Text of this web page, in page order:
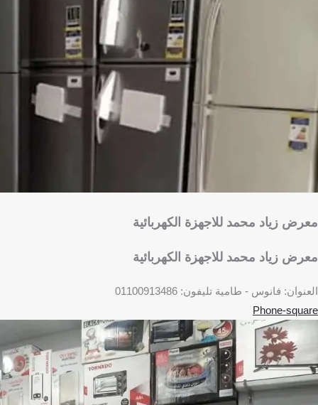
معرض زياد محمد للاجهزة الكهربائية
معرض زياد محمد للاجهزة الكهربائية
العنوان: فانوس - طامية تليفون: 01100913486
Phone-square